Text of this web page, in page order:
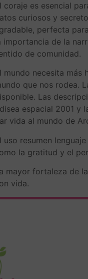
coraje es esencial
curiosos y
perfecta
importancia de la
de comunidad.
mundo necesita más
que nos rodea.
Las
espacial 2001 y
vida al mundo de
uso resumen
la gratitud y el
mayor fortaleza de
vida.